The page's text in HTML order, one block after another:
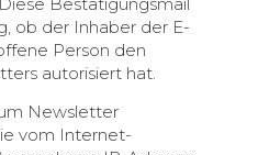
ob der Inhaber der E-
Person den
autorisiert hat.
Newsletter
vom Internet-